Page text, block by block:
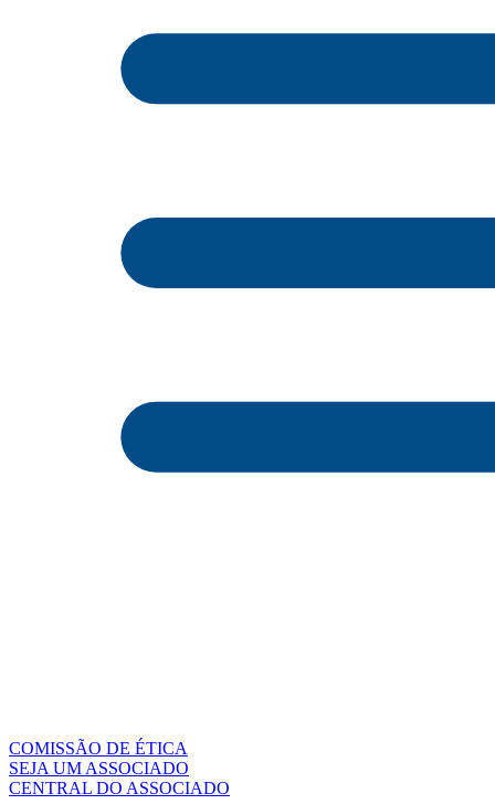
COMISSÃO DE ÉTICA
SEJA UM ASSOCIADO
CENTRAL DO ASSOCIADO